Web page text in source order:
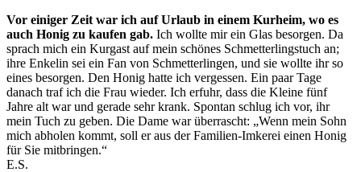
Vor einiger Zeit war ich auf Urlaub in einem Kurheim, wo es
auch Honig zu kaufen gab. Ich wollte mir ein Glas besorgen. Da
sprach mich ein Kurgast auf mein schönes Schmetterlingstuch an;
ihre Enkelin sei ein Fan von Schmetterlingen, und sie wollte ihr so
eines besorgen. Den Honig hatte ich vergessen. Ein paar Tage
danach traf ich die Frau wieder. Ich erfuhr, dass die Kleine fünf
Jahre alt war und gerade sehr krank. Spontan schlug ich vor, ihr
mein Tuch zu geben. Die Dame war überrascht: „Wenn mein Sohn
mich abholen kommt, soll er aus der Familien-Imkerei einen Honig
für Sie mitbringen.“
E.S.